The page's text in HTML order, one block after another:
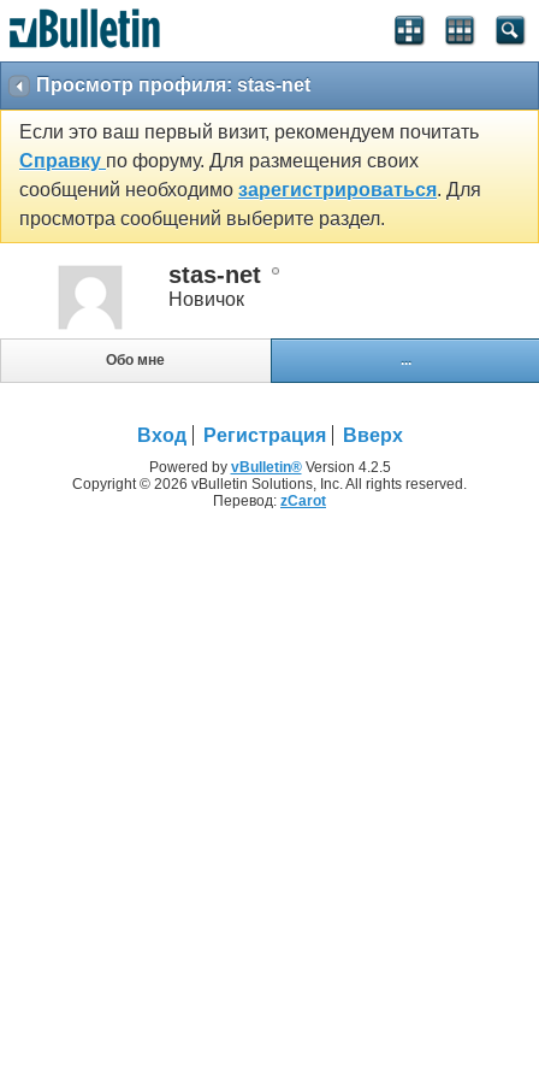
Просмотр профиля: stas-net
Если это ваш первый визит, рекомендуем почитать
Справку по форуму. Для размещения своих
сообщений необходимо зарегистрироваться. Для
просмотра сообщений выберите раздел.
stas-net
Новичок
Обо мне ...
Вход Регистрация Вверх
Powered by vBulletin®Version 4.2.5
Copyright © 2026 vBulletin Solutions, Inc. All rights reserved.
Перевод: zCarot